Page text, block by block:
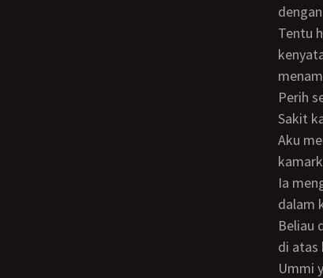
Tentu hati kecil aku berharap respon yang positif. Tapi apa lacur ternyata
Perih sekali rasanya pipi kiriku. Sakitnya sih tak seberapa dengan rasa sakit di hatkui.
Sakit
Aku menangis sejadi-jadinya, membuat abi kebingungan. Aku berlari menuju ke
Ia
dalam
Beliau dengan lemah lembt menanyakan apa yang terjadi sambil mengajakku duduk
di atas
Ummi yang tidak berhasil mengorek keterangan dariku keluar kamar dan